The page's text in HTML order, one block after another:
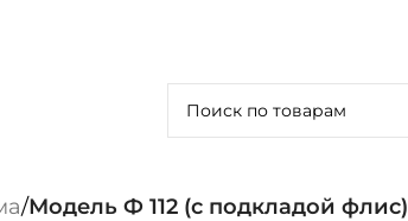
/Модель Ф 112 (с подкладой флис)